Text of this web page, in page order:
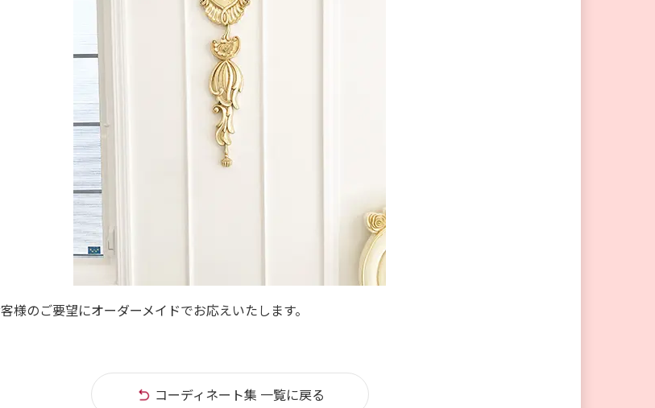
様のご要望にオーダーメイドでお応えいたします。
コーディネート集 一覧に戻る